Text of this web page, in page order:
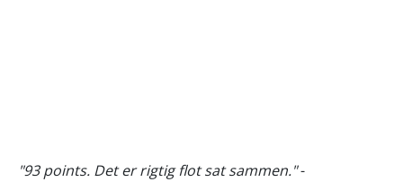
"93 points. Det er rigtig flot sat sammen."-